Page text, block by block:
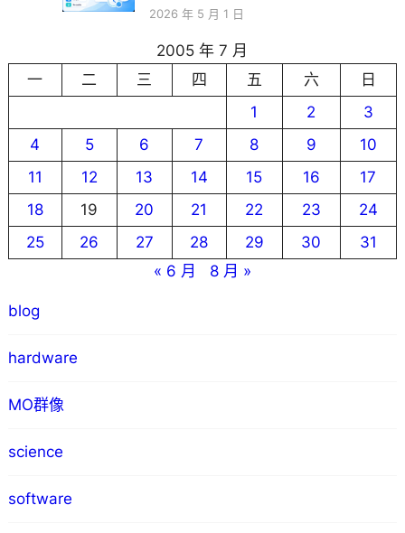
2026 年 5 月 1 日
2005 年 7 月
一
二 三 四 五 六
日
1
2
3
4
5 6 7 8 9
10
11
12 13 14 15 16
17
18
19 20 21 22 23
24
25
26 27 28 29 30
31
« 6 月
8 月 »
blog
hardware
MO群像
science
software